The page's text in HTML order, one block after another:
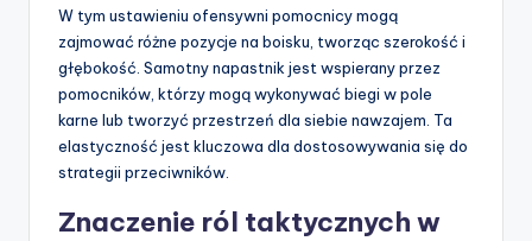
W tym ustawieniu ofensywni pomocnicy mogą
zajmować różne pozycje na boisku, tworząc szerokość i
głębokość. Samotny napastnik jest wspierany przez
pomocników, którzy mogą wykonywać biegi w pole
karne lub tworzyć przestrzeń dla siebie nawzajem. Ta
elastyczność jest kluczowa dla dostosowywania się do
strategii przeciwników.
Znaczenie ról taktycznych w